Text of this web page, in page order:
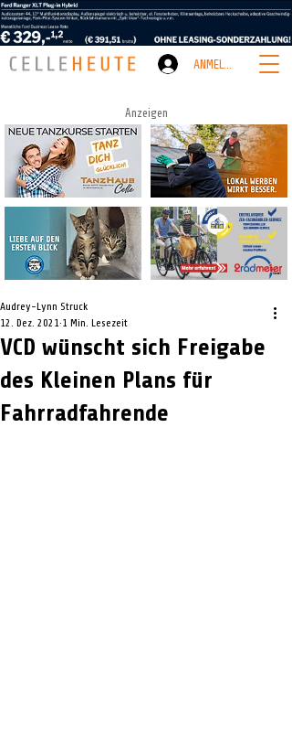
ANMELDEN
Anzeigen
VCD wünscht sich Freigabe
des Kleinen Plans für
Fahrradfahrende
Audrey-Lynn Struck
12. Dez. 2021 1 Min. Lesezeit